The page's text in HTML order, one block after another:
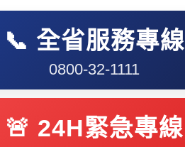
📞 全省服務專線
0800-32-1111
🚨 24H緊急專線